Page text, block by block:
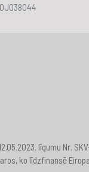
līgumu Nr.
ko līdzfinansē